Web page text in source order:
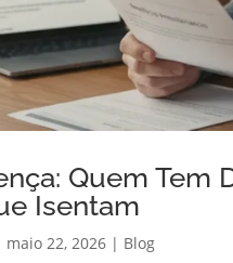
Quem Tem
Isentam
maio 22, 2026 | Blog